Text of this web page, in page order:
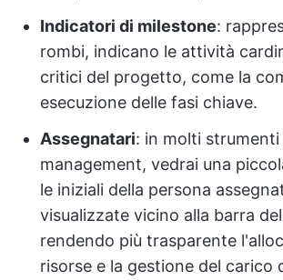
Indicatori di milestone:
rombi, indicano le attività
critici del progetto, come la
esecuzione delle fasi chiave.
Assegnatari: in molti
management, vedrai una
le iniziali della persona
visualizzate vicino alla barra
rendendo più trasparente
risorse e la gestione del carico